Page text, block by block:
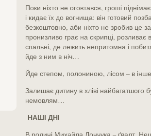
Поки ніхто не оговтався, гроші
і кидає їх до вогнища: він готовий
безкоштовно, аби ніхто не зробив це
пронизливо грає на скрипці, розливає
спальні, де лежить непритомна і
йде з ним в ніч…
Йде степом, полониною, лісом – в
Залишає дитину в хліві найбагатшого
немовлям…
НАШІ ДНІ